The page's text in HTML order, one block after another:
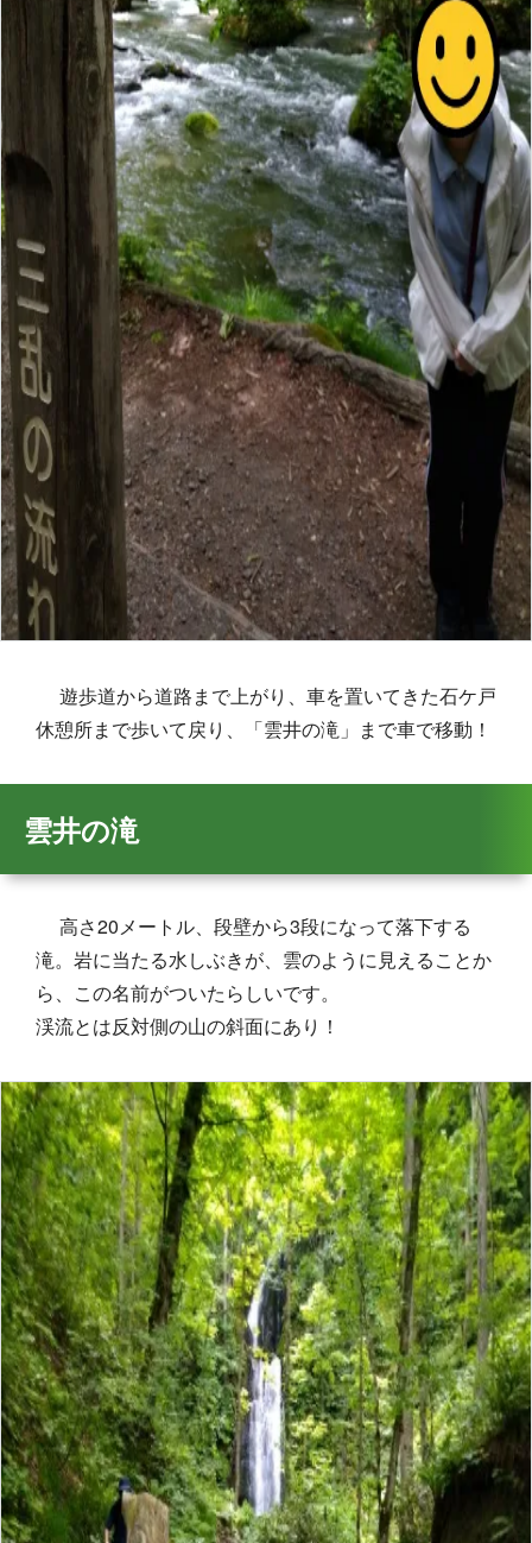
遊歩道から道路まで上がり、車を置いてきた石ケ戸
休憩所まで歩いて戻り、「雲井の滝」まで車で移動！
雲井の滝
高さ20メートル、段壁から3段になって落下する
滝。岩に当たる水しぶきが、雲のように見えることか
ら、この名前がついたらしいです。
渓流とは反対側の山の斜面にあり！